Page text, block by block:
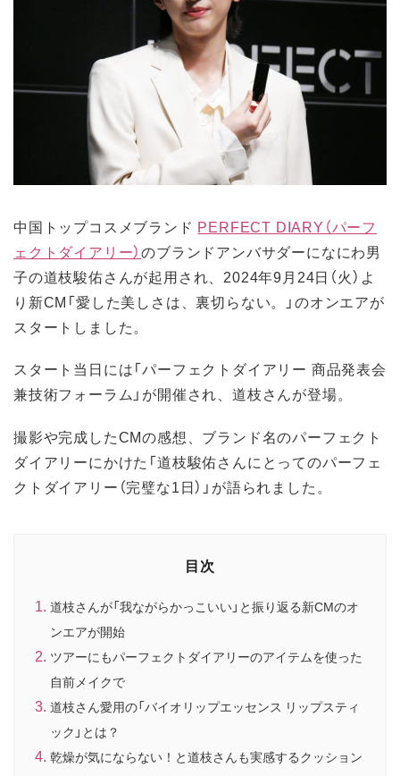
中国トップコスメブランド PERFECT DIARY（パーフ
ェクトダイアリー）のブランドアンバサダーになにわ男
子の道枝駿佑さんが起用され、2024年9月24日（火）よ
り新CM「愛した美しさは、裏切らない。」のオンエアが
スタートしました。
スタート当日には「パーフェクトダイアリー 商品発表会
兼技術フォーラム」が開催され、道枝さんが登場。
撮影や完成したCMの感想、ブランド名のパーフェクト
ダイアリーにかけた「道枝駿佑さんにとってのパーフェ
クトダイアリー（完璧な1日）」が語られました。
目次
道枝さんが「我ながらかっこいい」と振り返る新CMのオ
ンエアが開始
ツアーにもパーフェクトダイアリーのアイテムを使った
自前メイクで
道枝さん愛用の「バイオリップエッセンス リップスティ
ック」とは？
乾燥が気にならない！と道枝さんも実感するクッション